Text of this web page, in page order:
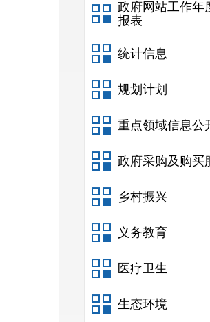
政府网站工作年
报表
统计信息
规划计划
重点领域信息公
政府采购及购买
乡村振兴
义务教育
医疗卫生
生态环境